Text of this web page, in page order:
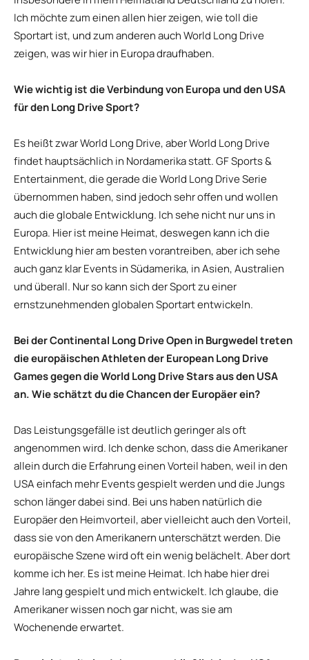
Ich möchte zum einen allen hier zeigen, wie toll die
Sportart ist, und zum anderen auch World Long Drive
zeigen, was wir hier in Europa draufhaben.
Wie wichtig ist die Verbindung von Europa und den USA
für den Long Drive Sport?
Es heißt zwar World Long Drive, aber World Long Drive
findet hauptsächlich in Nordamerika statt. GF Sports &
Entertainment, die gerade die World Long Drive Serie
übernommen haben, sind jedoch sehr offen und wollen
auch die globale Entwicklung. Ich sehe nicht nur uns in
Europa. Hier ist meine Heimat, deswegen kann ich die
Entwicklung hier am besten vorantreiben, aber ich sehe
auch ganz klar Events in Südamerika, in Asien, Australien
und überall. Nur so kann sich der Sport zu einer
ernstzunehmenden globalen Sportart entwickeln.
Bei der Continental Long Drive Open in Burgwedel treten
die europäischen Athleten der European Long Drive
Games gegen die World Long Drive Stars aus den USA
an. Wie schätzt du die Chancen der Europäer ein?
Das Leistungsgefälle ist deutlich geringer als oft
angenommen wird. Ich denke schon, dass die Amerikaner
allein durch die Erfahrung einen Vorteil haben, weil in den
USA einfach mehr Events gespielt werden und die Jungs
schon länger dabei sind. Bei uns haben natürlich die
Europäer den Heimvorteil, aber vielleicht auch den Vorteil,
dass sie von den Amerikanern unterschätzt werden. Die
europäische Szene wird oft ein wenig belächelt. Aber dort
komme ich her. Es ist meine Heimat. Ich habe hier drei
Jahre lang gespielt und mich entwickelt. Ich glaube, die
Amerikaner wissen noch gar nicht, was sie am
Wochenende erwartet.